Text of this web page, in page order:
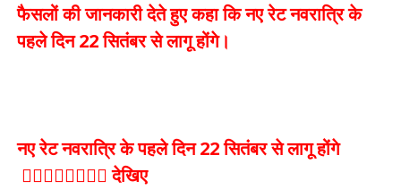
फैसलों की जानकारी देते हुए कहा कि नए रेट नवरात्रि के
पहले दिन 22 सितंबर से लागू होंगे।
नए रेट नवरात्रि के पहले दिन 22 सितंबर से लागू होंगे
👇🏻👇🏻👇🏻👇🏻 देखिए